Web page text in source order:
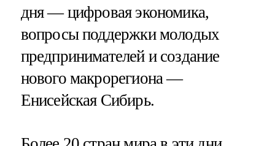
дня — цифровая экономика,
вопросы поддержки молодых
предпринимателей и создание
нового макрорегиона —
Енисейская Сибирь.